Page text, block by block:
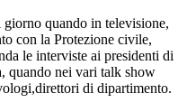
quando in televisione,
con la Protezione civile,
le interviste ai presidenti di
quando nei vari talk show
di dipartimento.